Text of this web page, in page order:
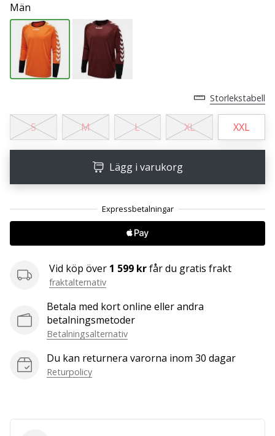
och
ta
reda
på
om
det…
25. 11. 2024
•
1 min. läsning
a
Ambassador
our
brand
a
handball
like
we
Män
Storlekstabell
S M L XL XXL
Lägg i varukorg
Vid köp över 1 599 krfår du gratis frakt
fraktalternativ
Betala med kort online eller andra
betalningsmetoder
Betalningsalternativ
Du kan returnera varorna inom 30 dagar
Returpolicy